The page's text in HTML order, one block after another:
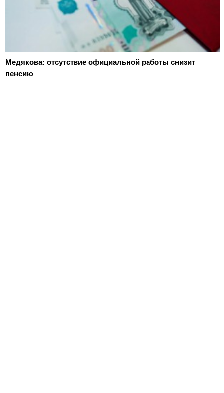
Медякова: отсутствие официальной работы снизит
пенсию